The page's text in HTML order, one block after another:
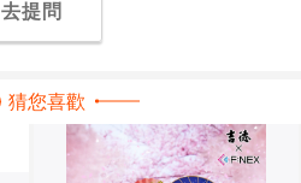
去提問
猜您喜歡